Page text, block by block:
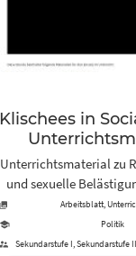
Klischees in
Unterrichtsmaterial zu
und sexuelle
Arbeitsblatt,
Politik
Sekundarstufe I, Sekundarstufe